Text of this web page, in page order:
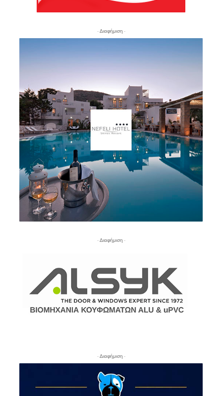
- Διαφήμιση -
- Διαφήμιση -
- Διαφήμιση -